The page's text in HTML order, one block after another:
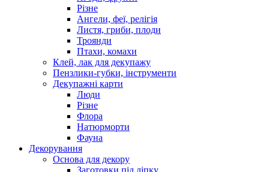
Різне
Ангели, феї, релігія
Листя, гриби, плоди
Троянди
Птахи, комахи
Клей, лак для декупажу
Пензлики-губки, інструменти
Декупажні карти
Люди
Різне
Флора
Натюрморти
Фауна
Декорування
Основа для декору
Заготовки під ліпку